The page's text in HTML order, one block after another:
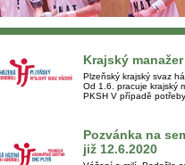
Krajský
Plzeňský krajský svaz
Od 1.6. pracuje krajský
PKSH V případě
Pozvánka na
již 12.6.2020